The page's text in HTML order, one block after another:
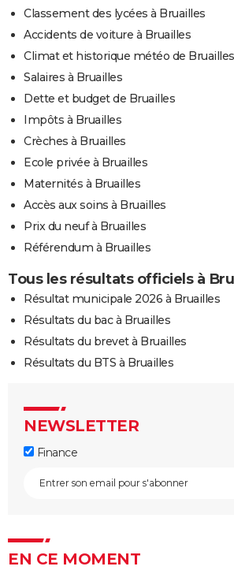
Classement des lycées à Bruailles
Accidents de voiture à Bruailles
Climat et historique météo de Bruailles
Salaires à Bruailles
Dette et budget de Bruailles
Impôts à Bruailles
Crèches à Bruailles
Ecole privée à Bruailles
Maternités à Bruailles
Accès aux soins à Bruailles
Prix du neuf à Bruailles
Référendum à Bruailles
Tous les résultats officiels à
Résultat municipale 2026 à Bruailles
Résultats du bac à Bruailles
Résultats du brevet à Bruailles
Résultats du BTS à Bruailles
NEWSLETTER
Finance
EN CE MOMENT